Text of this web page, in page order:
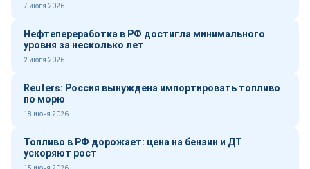
7 июля 2026
Нефтепереработка в РФ достигла минимального
уровня за несколько лет
2 июля 2026
Reuters: Россия вынуждена импортировать топливо
по морю
18 июня 2026
Топливо в РФ дорожает: цена на бензин и ДТ
ускоряют рост